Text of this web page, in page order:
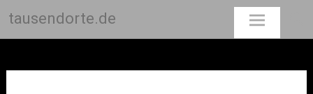
tausendorte.de